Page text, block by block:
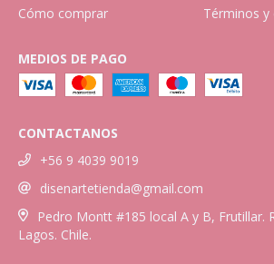
Cómo comprar
Términos y
MEDIOS DE PAGO
CONTACTANOS
+56 9 4039 9019
disenartetienda@gmail.com
Pedro Montt #185 local A y B, Frutillar.
Lagos. Chile.